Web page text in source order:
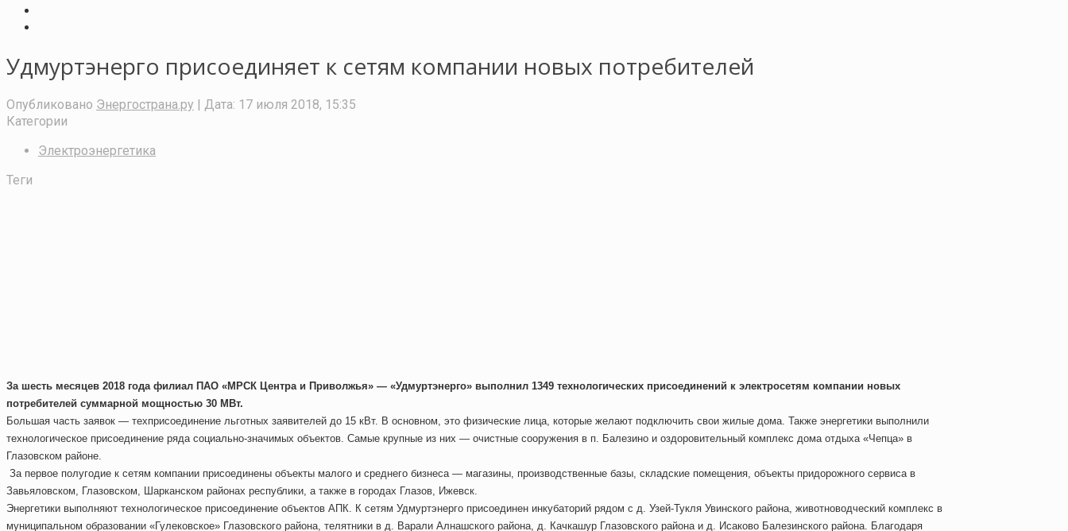
Удмуртэнерго присоединяет к сетям компании новых потребителей
Опубликовано Энергострана.ру | Дата: 17 июля 2018, 15:35
Категории
Электроэнергетика
Теги
За шесть месяцев 2018 года филиал ПАО «МРСК Центра и Приволжья» — «Удмуртэнерго» выполнил 1349 технологических присоединений к электросетям компании новых
потребителей суммарной мощностью 30 МВт.
Большая часть заявок — техприсоединение льготных заявителей до 15 кВт. В основном, это физические лица, которые желают подключить свои жилые дома. Также энергетики выполнили
технологическое присоединение ряда социально-значимых объектов. Самые крупные из них — очистные сооружения в п. Балезино и оздоровительный комплекс дома отдыха «Чепца» в
Глазовском районе.
За первое полугодие к сетям компании присоединены объекты малого и среднего бизнеса — магазины, производственные базы, складские помещения, объекты придорожного сервиса в
Завьяловском, Глазовском, Шарканском районах республики, а также в городах Глазов, Ижевск.
Энергетики выполняют технологическое присоединение объектов АПК. К сетям Удмуртэнерго присоединен инкубаторий рядом с д. Узей-Тукля Увинского района, животноводческий комплекс в
муниципальном образовании «Гулековское» Глазовского района, телятники в д. Варали Алнашского района, д. Качкашур Глазовского района и д. Исаково Балезинского района. Благодаря